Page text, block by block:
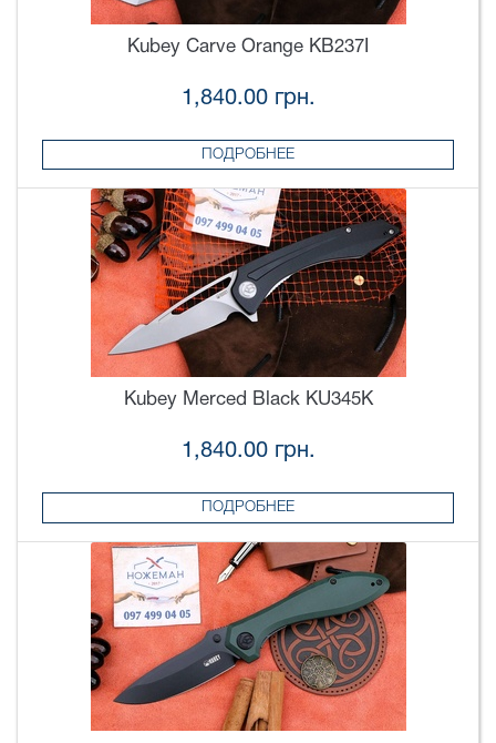
Kubey Carve Orange KB237I
1,840.00 грн.
ПОДРОБНЕЕ
Kubey Merced Black KU345K
1,840.00 грн.
ПОДРОБНЕЕ